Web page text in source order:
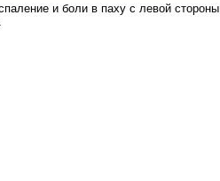
и боли в паху с левой стороны